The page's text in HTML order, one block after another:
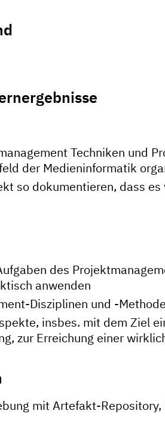
Techniken und
der Medieninformatik
so dokumentieren, dass
des
anwenden
Disziplinen und -
insbes. mit dem Ziel
zur Erreichung einer
mit Artefakt-